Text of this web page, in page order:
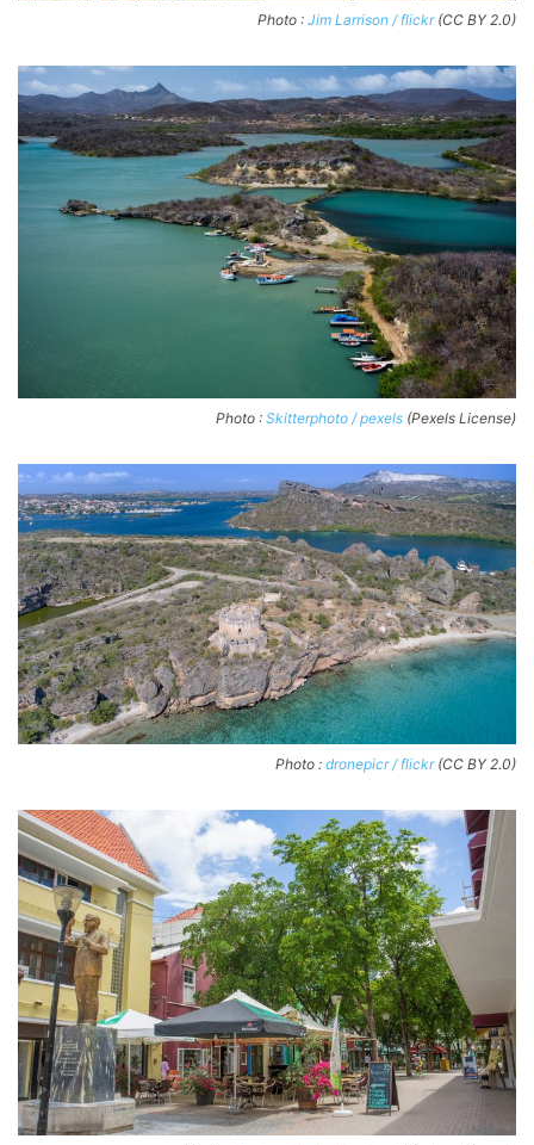
Photo : Jim Larrison / flickr(CC BY 2.0)
Photo : Skitterphoto / pexels (Pexels License)
Photo : dronepicr / flickr(CC BY 2.0)